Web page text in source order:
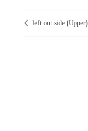
left out side (Upper)